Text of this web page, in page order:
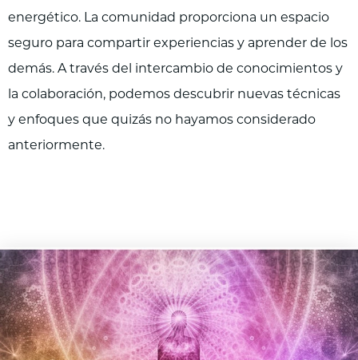
energético. La comunidad proporciona un espacio
seguro para compartir experiencias y aprender de los
demás. A través del intercambio de conocimientos y
la colaboración, podemos descubrir nuevas técnicas
y enfoques que quizás no hayamos considerado
anteriormente.